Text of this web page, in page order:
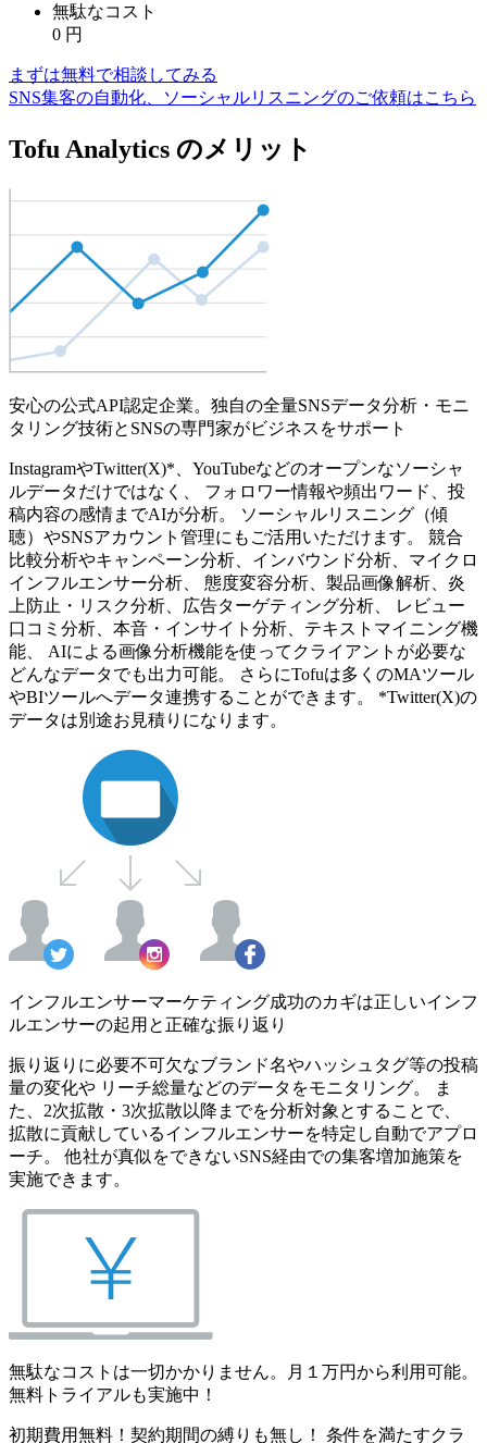
無駄なコスト
0 円
まずは無料で相談してみる
SNS集客の自動化、ソーシャルリスニングのご依頼はこちら
Tofu Analytics のメリット
安心の公式API認定企業。独自の全量SNSデータ分析・モニ
タリング技術とSNSの専門家がビジネスをサポート
InstagramやTwitter(X)*、YouTubeなどのオープンなソーシャ
ルデータだけではなく、 フォロワー情報や頻出ワード、投
稿内容の感情までAIが分析。 ソーシャルリスニング（傾
聴）やSNSアカウント管理にもご活用いただけます。 競合
比較分析やキャンペーン分析、インバウンド分析、マイクロ
インフルエンサー分析、 態度変容分析、製品画像解析、炎
上防止・リスク分析、広告ターゲティング分析、 レビュー
口コミ分析、本音・インサイト分析、テキストマイニング機
能、 AIによる画像分析機能を使ってクライアントが必要な
どんなデータでも出力可能。 さらにTofuは多くのMAツール
やBIツールへデータ連携することができます。 *Twitter(X)の
データは別途お見積りになります。
インフルエンサーマーケティング成功のカギは正しいインフ
ルエンサーの起用と正確な振り返り
振り返りに必要不可欠なブランド名やハッシュタグ等の投稿
量の変化や リーチ総量などのデータをモニタリング。 ま
た、2次拡散・3次拡散以降までを分析対象とすることで、
拡散に貢献しているインフルエンサーを特定し自動でアプロ
ーチ。 他社が真似をできないSNS経由での集客増加施策を
実施できます。
無駄なコストは一切かかりません。月１万円から利用可能。
無料トライアルも実施中！
初期費用無料！契約期間の縛りも無し！ 条件を満たすクラ